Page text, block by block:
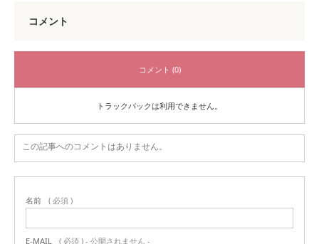
コメント
コメント (0)
トラックバックは利用できません。
この記事へのコメントはありません。
名前 ( 必須 )
E-MAIL ( 必須 ) - 公開されません -